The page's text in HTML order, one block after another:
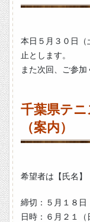
本日５月３０日（
止とします。
また次回、ご参加
千葉県テ
（案内）
希望者は【氏名】
締切：５月１８
日時：６月２１（